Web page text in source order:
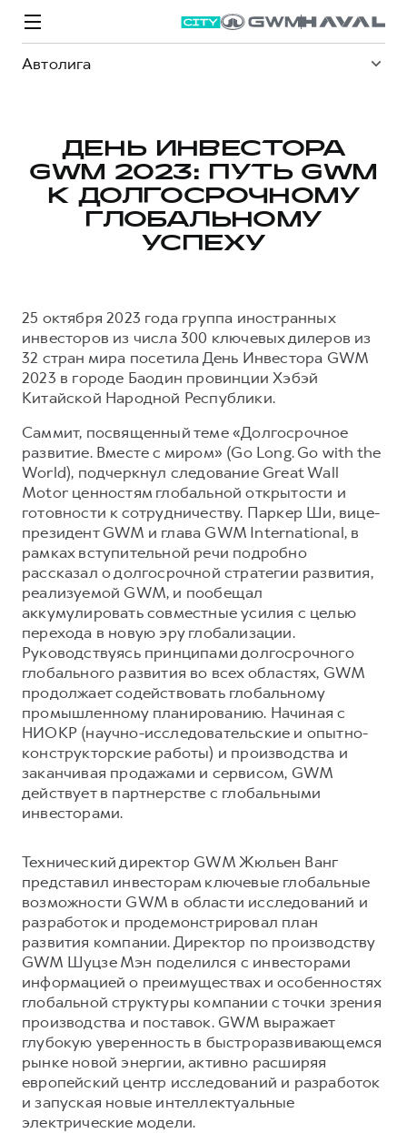
Автолига
Модели
M6
от 2 049 000 ₽
JOLION
от 2 049 000 ₽
DARGO
от 3 199 000 ₽ от 3 499 000 ₽
от 2 899 000 ₽
F7X
от 3 599 000 ₽
POER
от 3 449 000 ₽
Покупателям
Конфигуратор HAVAL
Аксессуары HAVAL
Каталоги и прайс-листы
Программа «HAVAL Защита+»
Тест-драйв
Трейд-ин
КРЕДИТ И СТРАХОВАНИЕ
Кредитный калькулятор
Страхование
Кредит
КОРПОРАТИВНЫМ КЛИЕНТАМ
Для малого бизнеса
Корпоративным клиентам
Крупным корпоративным клиентам
Система управления автопарком
Сервис для корпоративных клиентов
АКСЕССУАРЫ HAVAL
Автомобильные аксессуары
Коллекция CITY
Коллекция Базовая
Коллекция Детская
Владельцам
Запись на сервис
Моторное масло
Стоимость ТО
СЕРВИСНОЕ ОБСЛУЖИВАНИЕ
Нулевое ТО
Программа «Помощь на дороге»
Регламенты технического обслуживания
Электронный ПТС
ПОДДЕРЖКА
GWM Безопасность
Гарантия HAVAL
Мобильное приложение GWM
Программа «HAVAL Защита+»
Руководства по эксплуатации
Подписки
Автомобильные аксессуары
Коллекция CITY
Коллекция Базовая
Коллекция Детская
Спецпредложения
Владельцам
О дилере
Новости
О GWM
ИНФОРМАЦИЯ О ДИЛЕРЕ
О дилере
Наша команда
Контакты
ДЕНЬ ИНВЕСТОРА
GWM 2023: ПУТЬ GWM
К ДОЛГОСРОЧНОМУ
ГЛОБАЛЬНОМУ
УСПЕХУ
25 октября 2023 года группа иностранных
инвесторов из числа 300 ключевых дилеров из
32 стран мира посетила День Инвестора GWM
2023 в городе Баодин провинции Хэбэй
Китайской Народной Республики.
Саммит, посвященный теме «Долгосрочное
развитие. Вместе с миром» (Go Long. Go with the
World), подчеркнул следование Great Wall
Motor ценностям глобальной открытости и
готовности к сотрудничеству. Паркер Ши, вице-
президент GWM и глава GWM International, в
рамках вступительной речи подробно
рассказал о долгосрочной стратегии развития,
реализуемой GWM, и пообещал
аккумулировать совместные усилия с целью
перехода в новую эру глобализации.
Руководствуясь принципами долгосрочного
глобального развития во всех областях, GWM
продолжает содействовать глобальному
промышленному планированию. Начиная с
НИОКР (научно-исследовательские и опытно-
конструкторские работы) и производства и
заканчивая продажами и сервисом, GWM
действует в партнерстве с глобальными
инвесторами.
Технический директор GWM Жюльен Ванг
представил инвесторам ключевые глобальные
возможности GWM в области исследований и
разработок и продемонстрировал план
развития компании. Директор по производству
GWM Шуцзе Мэн поделился с инвесторами
информацией о преимуществах и особенностях
глобальной структуры компании с точки зрения
производства и поставок. GWM выражает
глубокую уверенность в быстроразвивающемся
рынке новой энергии, активно расширяя
европейский центр исследований и разработок
и запуская новые интеллектуальные
электрические модели.